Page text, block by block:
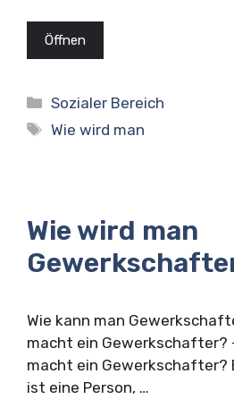
Öffnen
Kategorien
Sozialer Bereich
Schlagwörter
Wie wird man
Wie wird man
Wie kann man
macht ein Gewerkschafter?
macht ein Gewerkschafter?
ist eine Person, …